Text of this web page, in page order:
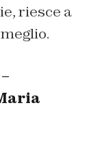
riesce a